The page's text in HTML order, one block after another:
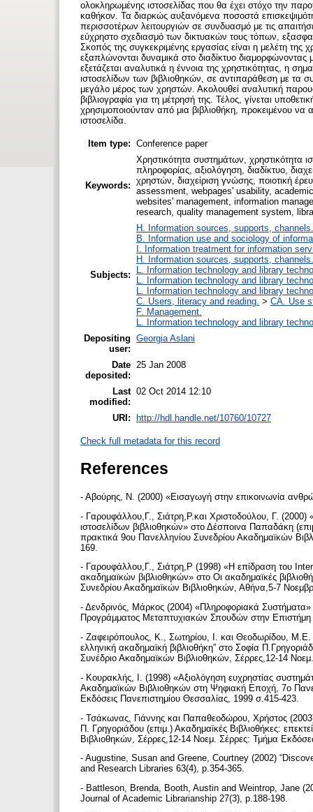
ολοκληρωμένης ιστοσελίδας που θα έχει στόχο την
καθήκον. Τα διαρκώς αυξανόμενα ποσοστά
περισσοτέρων λειτουργιών σε συνδυασμό με τις
εύχρηστο σχεδιασμό των δικτυακών τους τόπων,
Σκοπός της συγκεκριμένης εργασίας είναι η μελέτη
εξαπλώνονται δυναμικά στο διαδίκτυο διαμορφώνοντας
εξετάζεται αναλυτικά η έννοια της χρηστικότητας, η
ιστοσελίδων των βιβλιοθηκών, σε αντιπαράθεση με τα
μεγάλο μέρος των χρηστών. Ακολουθεί αναλυτική
βιβλιογραφία για τη μέτρησή της. Τέλος, γίνεται
χρησιμοποιούνταν από μια βιβλιοθήκη, προκειμένου
ιστο­σελίδα.
Item type: Conference paper
Keywords:
Χρηστικότητα συστημάτων, χρηστικότητα
πληροφορίας, αξιολόγηση, διαδίκτυο,
χρηστών, διαχείριση γνώσης, ποιοτική
assessment, webpages' usability,
websites' management, information
research, quality management system,
Subjects:
H. Information sources, supports, channels.
B. Information use and sociology of
I. Information treatment for information
H. Information sources, supports, channels.
L. Information technology and library
L. Information technology and library
L. Information technology and library
C. Users, literacy and reading. > CA. Use
F. Management.
L. Information technology and library
Depositing
user:
Georgia Aslani
Date
deposited:
25 Jan 2008
Last
modified:
02 Oct 2014 12:10
URI: http://hdl.handle.net/10760/10727
Check full metadata for this record
References
- Αβούρης, Ν. (2000) «Εισαγωγή στην επικοινωνία
- Γαρουφάλλου,Γ., Σιάτρη,Ρ.και Χριστοδούλου, Γ. (2000)
ιστοσελίδων βιβλιοθηκών» στο Δέσποινα Παπαδάκη
πρακτικά 9ου Πανελληνίου Συνεδρίου Ακαδημαϊκών
169.
- Γαρουφάλλου,Γ., Σιάτρη,Ρ (1998) «Η επίδραση του
ακαδημαϊκών βιβλιοθηκών» στο Οι ακαδημαϊκές
Συνεδρίου Ακαδημαϊκών Βιβλιοθηκών, Αθήνα,5-7
- Δενδρινός, Μάρκος (2004) «Πληροφοριακά
Προγράμματος Μεταπτυχιακών Σπουδών στην
- Ζαφειρόπουλος, Κ., Σωτηρίου, I. και Θεοδωρίδου, M.E.
ελληνική ακαδημαϊκή βιβλιοθήκη” στο Σοφία
Συνέδριο Ακαδημαϊκών Βιβλιοθηκών, Σέρρες,12-14
- Κουρακλής, Ι. (1998) «Αξιολόγηση ευχρηστίας
Ακαδημαϊκών Βιβλιοθηκών στη Ψηφιακή Εποχή, 7ο
Εκδόσεις Πανεπιστημίου Θεσσαλίας, 1999 σ.415-423.
- Τσάκωνας, Γιάννης και Παπαθεοδώρου, Χρήστος
Π. Γρηγοριάδου (επιμ.) Ακαδημαϊκές Βιβλιοθήκες:
Βιβλιοθηκών, Σέρρες,12-14 Νοεμ. Σέρρες: Τμήμα
- Augustine, Susan and Greene, Courtney (2002)
and Research Libraries 63(4), p.354-365.
- Battleson, Brenda, Booth, Austin and Weintrop, Jane
Journal of Academic Librarianship 27(3), p.188-198.